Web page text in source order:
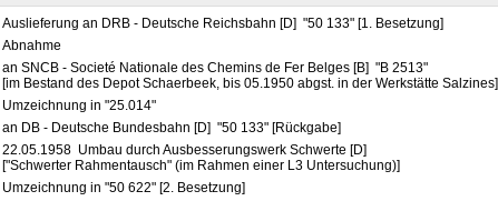
Auslieferung an DRB - Deutsche Reichsbahn [D] "50 133" [1. Besetzung]
Abnahme
an SNCB - Societé Nationale des Chemins de Fer Belges [B] "B 2513"
[im Bestand des Depot Schaerbeek, bis 05.1950 abgst. in der Werkstätte Salzines]
Umzeichnung in "25.014"
an DB - Deutsche Bundesbahn [D] "50 133" [Rückgabe]
22.05.1958 Umbau durch Ausbesserungswerk Schwerte [D]
["Schwerter Rahmentausch" (im Rahmen einer L3 Untersuchung)]
Umzeichnung in "50 622" [2. Besetzung]